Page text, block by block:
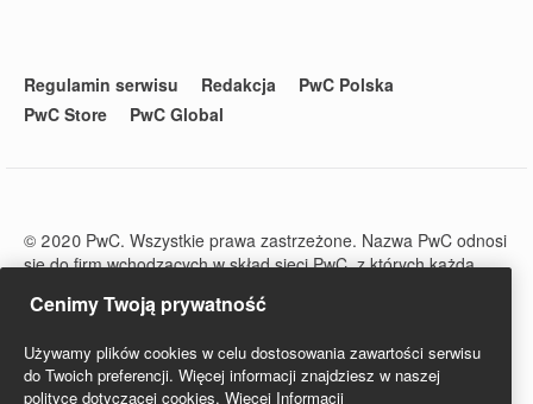
Regulamin serwisu Redakcja
PwC Polska
PwC Store
PwC Global
© 2020 PwC. Wszystkie prawa zastrzeżone. Nazwa PwC odnosi
się do firm wchodzących w skład sieci PwC, z których każda
www.pwc.com/structure.
prasowym o numerze ISSN 2719-6151.
Cenimy Twoją prywatność
Używamy plików cookies w celu dostosowania zawartości serwisu
do Twoich preferencji. Więcej informacji znajdziesz w naszej
polityce dotyczącej cookies. Więcej Informacji